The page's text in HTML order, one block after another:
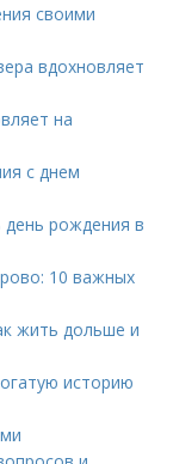
своими
вдохновляет
на
с днем
день рождения в
10 важных
жить дольше и
историю